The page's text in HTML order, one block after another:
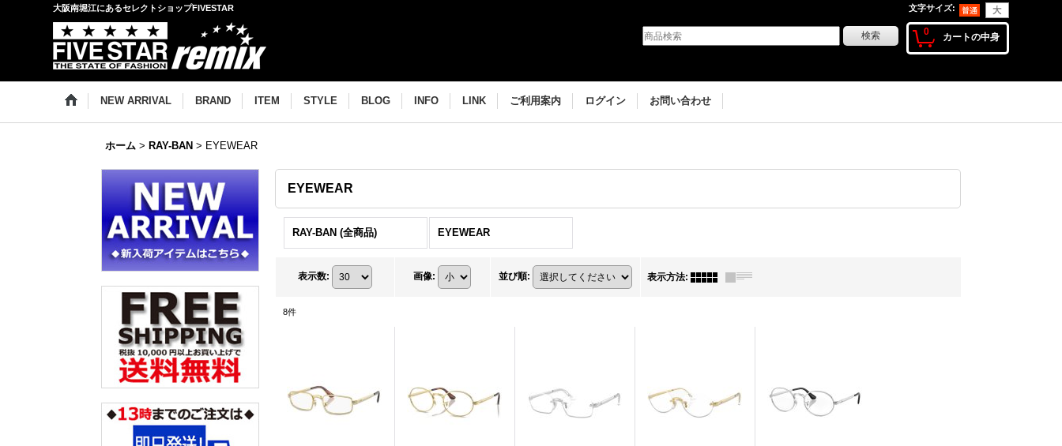
大阪南堀江にあるセレクトショップFIVESTAR 文字サイズ:
0 カートの中身
NEW ARRIVAL BRAND ITEM STYLE BLOG INFO LINK ご利用案内 ログイン お問い合わせ
ホーム > RAY-BAN > EYEWEAR
EYEWEAR
RAY-BAN (全商品) EYEWEAR
表示数: 画像: 並び順: 表示方法:
8件